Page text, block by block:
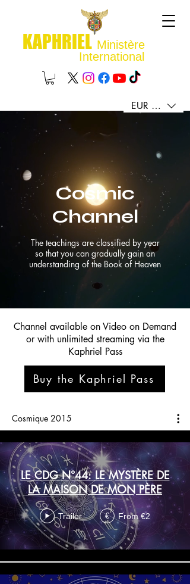
KAPHRIEL Ministère
International
EUR (€)
Cosmic
Channel
The teachings are classified by year
so that you can gradually gain an
understanding of the Book of Heaven
Channel available on Video on Demand
or with unlimited streaming via the
Kaphriel Pass
Buy the Kaphriel Pass
Cosmique 2015
LE CDG N°44: LE MYSTÈRE DE
LA MAISON DE MON PÈRE
Trailer € From €2